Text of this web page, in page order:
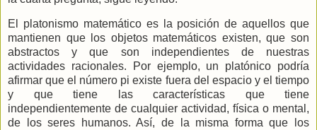
El platonismo matemático es la posición de aquellos que
mantienen que los objetos matemáticos existen, que son
abstractos y que son independientes de nuestras
actividades racionales. Por ejemplo, un platónico podría
afirmar que el número pi existe fuera del espacio y el tiempo
y que tiene las características que tiene
independientemente de cualquier actividad, física o mental,
de los seres humanos. Así, de la misma forma que los